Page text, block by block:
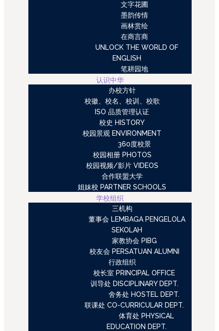
文字花圃
墨韵传情
画林赏绘
在商言商
UNLOCK THE WORLD OF
ENGLISH
笔耕园地
认识中华
办校方针
校徽、校名、校训、校歌
ISO 品质管理认证
校史 HISTORY
校园景观 ENVIRONMENT
360度校景
校园相册 PHOTOS
校园视频/影片 VIDEOS
合作联盟大学
姐妹校 PARTNER SCHOOLS
学校组织
三机构
董事会 LEMBAGA PENGELOLA
SEKOLAH
家教协会 PIBG
校友会 PERSATUAN ALUMNI
行政组织
校长室 PRINCIPAL OFFICE
训导处 DISCIPLINARY DEPT.
舍务处 HOSTEL DEPT.
联课处 CO-CURRICULAR DEPT.
体育处 PHYSICAL
EDUCATION DEPT.